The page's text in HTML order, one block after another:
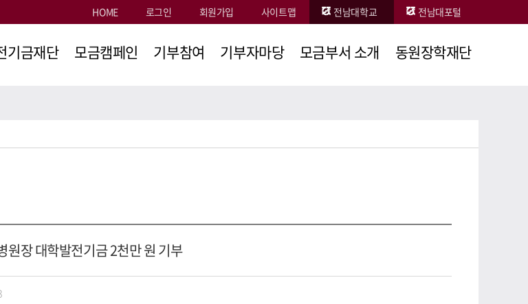
HOME 로그인 회원가입 사이트맵 전남대학교 전남대포털
기금재단
뷰
모금캠페인
생활지원금
기부참여 기부자마당 모금부서 소개 동원장학재단
원장 대학발전기금 2천만 원 기부